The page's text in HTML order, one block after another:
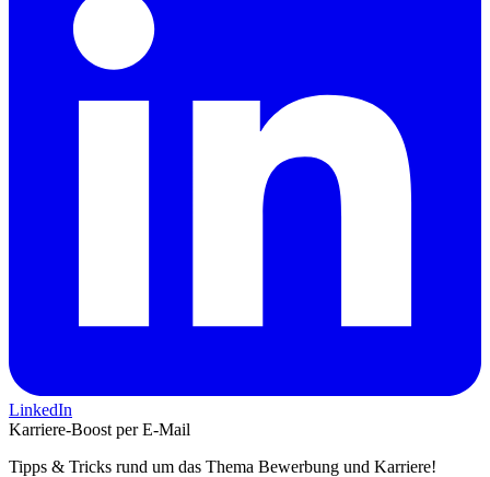
LinkedIn
Karriere-Boost per E-Mail
Tipps & Tricks rund um das Thema Bewerbung und Karriere!